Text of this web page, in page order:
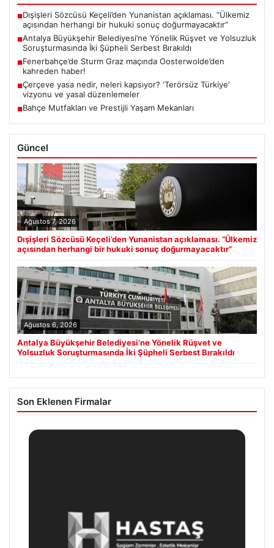
■Dışişleri Sözcüsü Keçeli’den Yunanistan açıklaması. “Ülkemiz
açısından herhangi bir hukuki sonuç doğurmayacaktır”
■Antalya Büyükşehir Belediyesi’ne Yönelik Rüşvet ve Yolsuzluk
Soruşturmasında İki Şüpheli Serbest Bırakıldı
■Fenerbahçe’de Sturm Graz maçında Oosterwolde’den
kahreden haber!
■Çerçeve yasa nedir, neleri kapsıyor? ‘Terörsüz Türkiye’
vizyonu ve yasal düzenlemeler
■Bahçe Mutfakları ve Prestijli Yaşam Mekanları
Güncel
Ağustos 7, 2026
Dışişleri Sözcüsü Keçeli’den Yunanistan açıklaması. “Ülkemiz
açısından herhangi bir hukuki sonuç doğurmayacaktır”
Ağustos 6, 2026
Antalya Büyükşehir Belediyesi’ne Yönelik Rüşvet ve
Yolsuzluk Soruşturmasında İki Şüpheli Serbest Bırakıldı
Son Eklenen Firmalar